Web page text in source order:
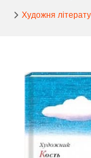
Художня